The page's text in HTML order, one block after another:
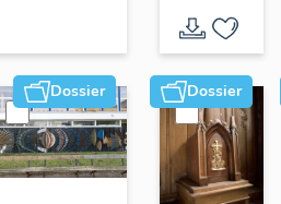
Dossier Dossier